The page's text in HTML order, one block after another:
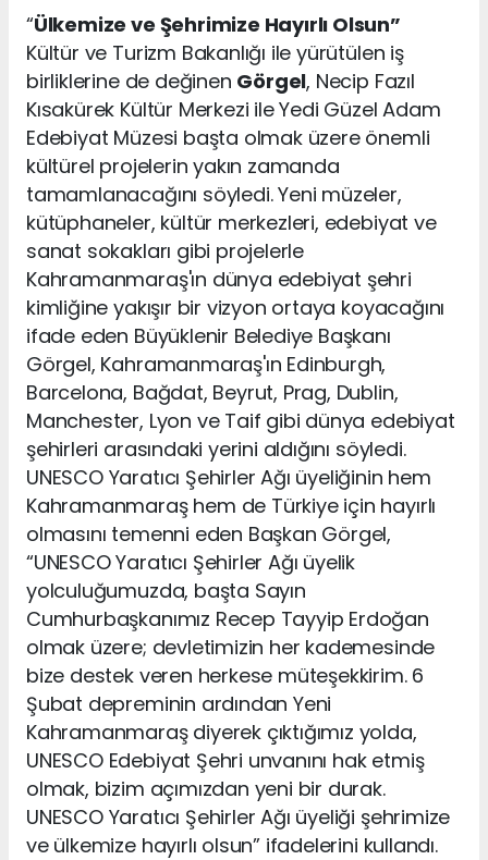
“Ülkemize ve Şehrimize Hayırlı Olsun”
Kültür ve Turizm Bakanlığı ile yürütülen iş
birliklerine de değinen Görgel, Necip Fazıl
Kısakürek Kültür Merkezi ile Yedi Güzel Adam
Edebiyat Müzesi başta olmak üzere önemli
kültürel projelerin yakın zamanda
tamamlanacağını söyledi. Yeni müzeler,
kütüphaneler, kültür merkezleri, edebiyat ve
sanat sokakları gibi projelerle
Kahramanmaraş'ın dünya edebiyat şehri
kimliğine yakışır bir vizyon ortaya koyacağını
ifade eden Büyüklenir Belediye Başkanı
Görgel, Kahramanmaraş'ın Edinburgh,
Barcelona, Bağdat, Beyrut, Prag, Dublin,
Manchester, Lyon ve Taif gibi dünya edebiyat
şehirleri arasındaki yerini aldığını söyledi.
UNESCO Yaratıcı Şehirler Ağı üyeliğinin hem
Kahramanmaraş hem de Türkiye için hayırlı
olmasını temenni eden Başkan Görgel,
“UNESCO Yaratıcı Şehirler Ağı üyelik
yolculuğumuzda, başta Sayın
Cumhurbaşkanımız Recep Tayyip Erdoğan
olmak üzere; devletimizin her kademesinde
bize destek veren herkese müteşekkirim. 6
Şubat depreminin ardından Yeni
Kahramanmaraş diyerek çıktığımız yolda,
UNESCO Edebiyat Şehri unvanını hak etmiş
olmak, bizim açımızdan yeni bir durak.
UNESCO Yaratıcı Şehirler Ağı üyeliği şehrimize
ve ülkemize hayırlı olsun” ifadelerini kullandı.